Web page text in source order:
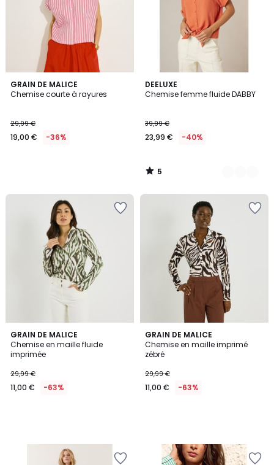
GRAIN DE MALICE
Chemise courte à rayures
29,99 €
19,00 € -36%
DEELUXE
Chemise femme fluide DABBY
39,99 €
23,99 € -40%
5
/
2
Couleurs
5
/
GRAIN DE MALICE
Chemise en maille fluide
imprimée
29,99 €
11,00 € -63%
GRAIN DE MALICE
Chemise en maille imprimé
zébré
29,99 €
11,00 € -63%